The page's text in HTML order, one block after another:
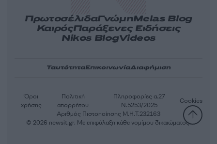
ΠρωτοσέλιδαΓνώμηMelas Blog
ΚαιρόςΠαράξενες Ειδήσεις
Nikos BlogVideos
ΤαυτότηταΕπικοινωνίαΔιαφήμιση
Αριθμός Πιστοποίησης Μ.Η.Τ.232163
Όροι
χρήσης
Πολιτική
απορρήτου
Πληροφορίες α.27
Ν.5253/2025
Cookies
© 2026 newsit.gr. Με επιφύλαξη κάθε νομίμου δικαιώματος.